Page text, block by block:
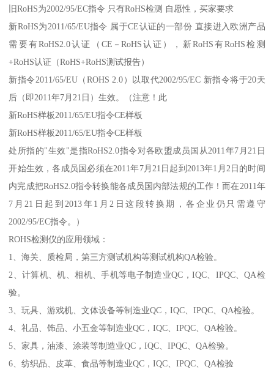
旧RoHS为2002/95/EC指令 只有RoHS检测 自愿性，买家要求
新RoHS为2011/65/EU指令 属于CE认证的一部份 直接进入欧洲产品
需要有RoHS2.0认证（CE－RoHS认证），新RoHS有RoHS检测
+RoHS认证（RoHS+RoHS测试报告）
新指令2011/65/EU（ROHS 2.0）以取代2002/95/EC 新指令将于20天
后（即2011年7月21日）生效。（注意！此
新RoHS样板2011/65/EU指令CE样板
新RoHS样板2011/65/EU指令CE样板
处所指的"生效"是指RoHS2.0指令对各欧盟成员国从2011年7月21日
开始生效，各成员国必须在2011年7月21日起到2013年1月2日的时间
内完成把RoHS2.0指令转换能各成员国内部法规的工作！而在2011年
7月21日起到2013年1月2日这段转换期，各企业仍只需遵守
2002/95/EC指令。）
ROHS检测仪的应用领域：
1、海关、质检局，第三方测试机构等测试机构QA检验。
2、计算机、机、相机、手机等电子制造业QC，IQC、IPQC、QA检
验。
3、玩具、游戏机、文体设备等制造业QC，IQC、IPQC、QA检验。
4、礼品、饰品、小五金等制造业QC，IQC、IPQC、QA检验。
5、家具，油漆、涂装等制造业QC，IQC、IPQC、QA检验。
6、纺织品、皮革、食品等制造业QC，IQC、IPQC、QA检验